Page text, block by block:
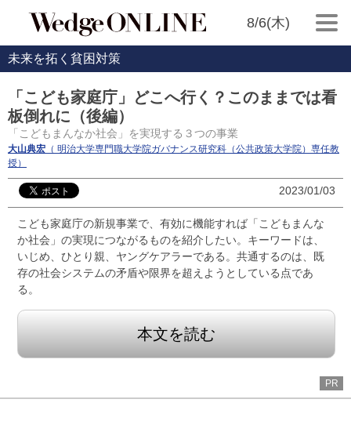
8/6(木)
未来を拓く貧困対策
「こども家庭庁」どこへ行く？このままでは看
板倒れに（後編）
「こどもまんなか社会」を実現する３つの事業
大山典宏 （ 明治大学専門職大学院ガバナンス研究科（公共政策大学院）専任教
授）
2023/01/03
こども家庭庁の新規事業で、有効に機能すれば「こどもまんな
か社会」の実現につながるものを紹介したい。キーワードは、
いじめ、ひとり親、ヤングケアラーである。共通するのは、既
存の社会システムの矛盾や限界を超えようとしている点であ
る。
本文を読む
PR